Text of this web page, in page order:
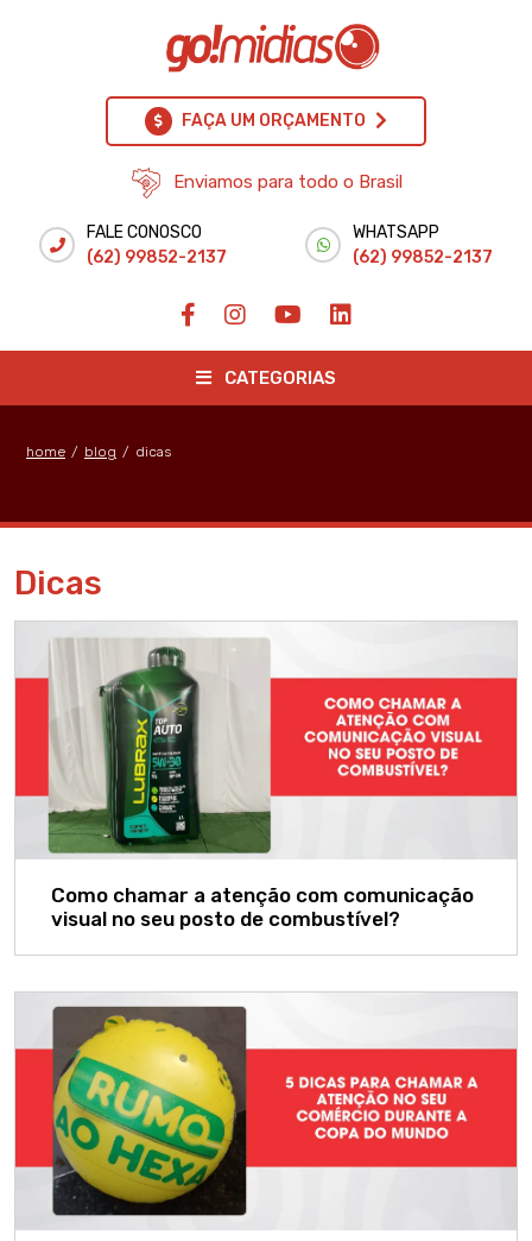
FAÇA UM ORÇAMENTO
Enviamos para todo o Brasil
FALE CONOSCO
(62) 99852-2137
WHATSAPP
(62) 99852-2137
CATEGORIAS
home / blog / dicas
Dicas
Como chamar a atenção com comunicação
visual no seu posto de combustível?